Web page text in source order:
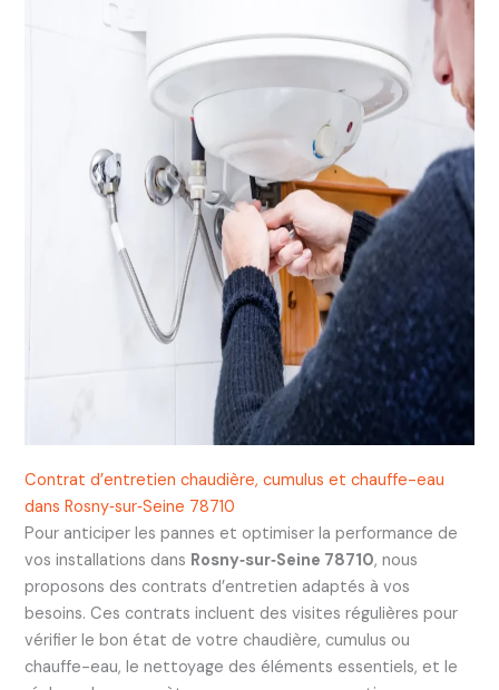
Contrat d’entretien chaudière, cumulus et chauffe-eau
dans Rosny‑sur‑Seine 78710
Pour anticiper les pannes et optimiser la performance de
vos installations dans Rosny‑sur‑Seine 78710, nous
proposons des contrats d’entretien adaptés à vos
besoins. Ces contrats incluent des visites régulières pour
vérifier le bon état de votre chaudière, cumulus ou
chauffe-eau, le nettoyage des éléments essentiels, et le